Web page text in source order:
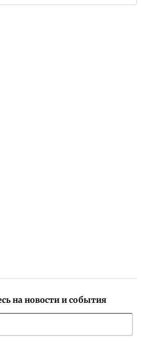
на новости и события